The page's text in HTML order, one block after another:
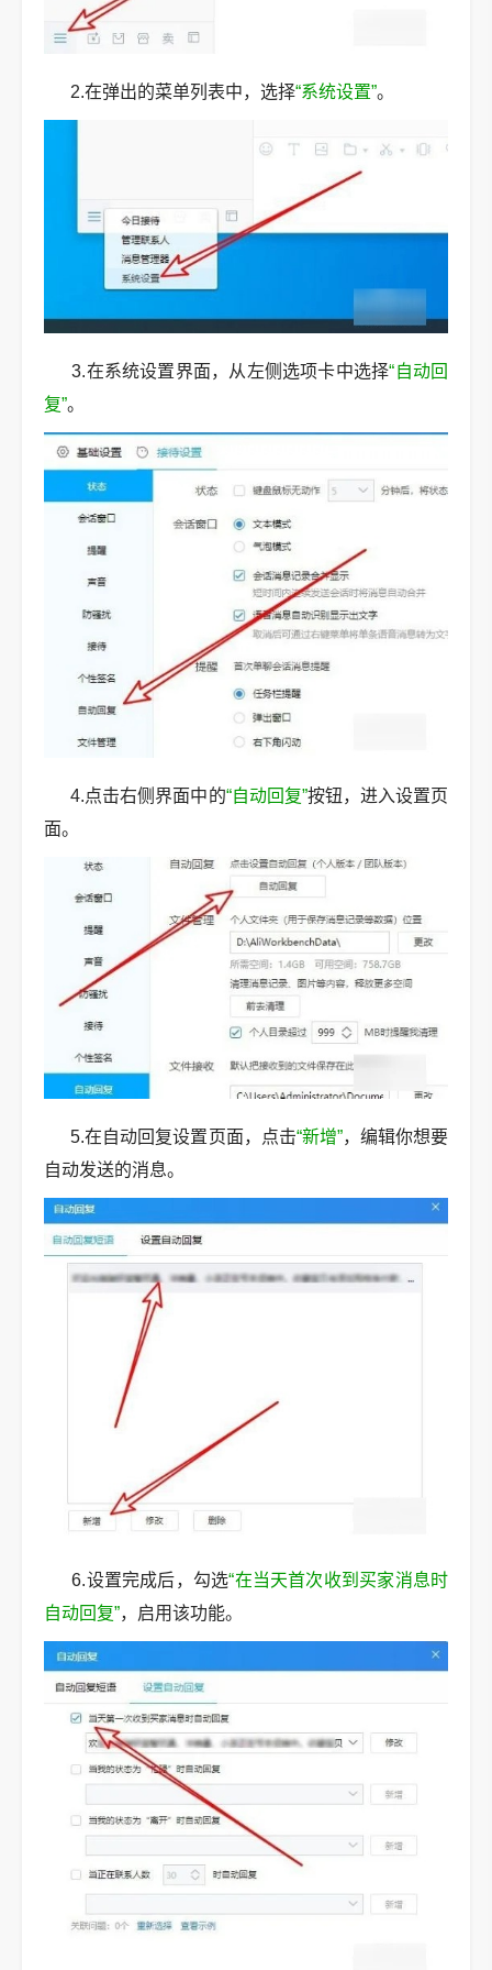
2.在弹出的菜单列表中，选择“系统设置”。
3.在系统设置界面，从左侧选项卡中选择“自动回
复”。
4.点击右侧界面中的“自动回复”按钮，进入设置页
面。
5.在自动回复设置页面，点击“新增”，编辑你想要
自动发送的消息。
6.设置完成后，勾选“在当天首次收到买家消息时
自动回复”，启用该功能。